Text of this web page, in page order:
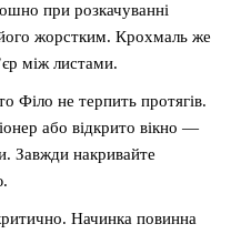
при розкачуванні
жорстким. Крохмаль же
між листами.
Філо не терпить протягів.
або відкрито вікно —
Завжди накривайте
Начинка повинна